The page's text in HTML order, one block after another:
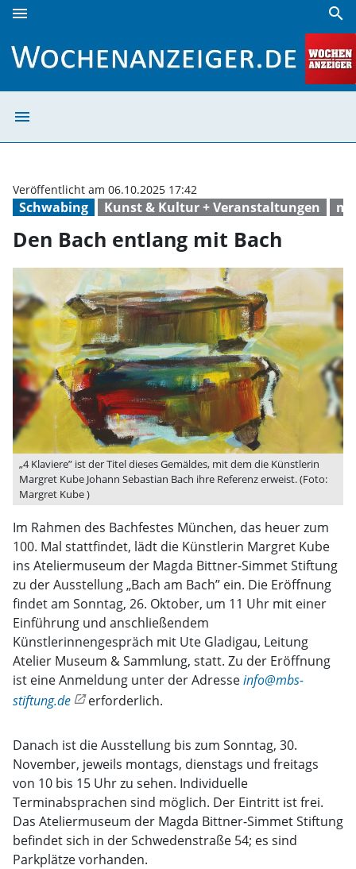
menu search
menu
Schwabing Kunst & Kultur + Veranstaltungen
Veröffentlicht am 06.10.2025 17:42
Den Bach entlang mit Bach
„4 Klaviere” ist der Titel dieses Gemäldes, mit dem die Künstlerin
Margret Kube Johann Sebastian Bach ihre Referenz erweist. (Foto:
Margret Kube )
Im Rahmen des Bachfestes München, das heuer zum
100. Mal stattfindet, lädt die Künstlerin Margret Kube
ins Ateliermuseum der Magda Bittner-Simmet Stiftung
zu der Ausstellung „Bach am Bach” ein. Die Eröffnung
findet am Sonntag, 26. Oktober, um 11 Uhr mit einer
Einführung und anschließendem
Künstlerinnengespräch mit Ute Gladigau, Leitung
Atelier Museum & Sammlung, statt. Zu der Eröffnung
ist eine Anmeldung unter der Adresseinfo@mbs-
stiftung.de
erforderlich.
Danach ist die Ausstellung bis zum Sonntag, 30.
November, jeweils montags, dienstags und freitags
von 10 bis 15 Uhr zu sehen. Individuelle
Terminabsprachen sind möglich. Der Eintritt ist frei.
Das Ateliermuseum der Magda Bittner-Simmet Stiftung
befindet sich in der Schwedenstraße 54; es sind
Parkplätze vorhanden.